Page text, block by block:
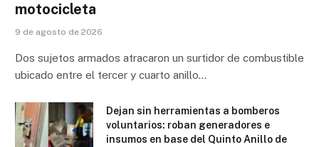
motocicleta
9 de agosto de 2026
Dos sujetos armados atracaron un surtidor de combustible
ubicado entre el tercer y cuarto anillo…
Dejan sin herramientas a bomberos
voluntarios: roban generadores e
insumos en base del Quinto Anillo de